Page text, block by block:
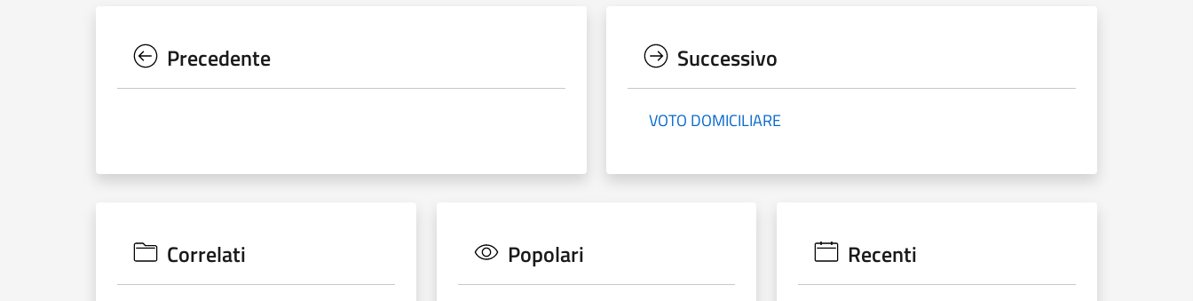
Precedente Successivo
VOTO DOMICILIARE
Correlati Popolari Recenti